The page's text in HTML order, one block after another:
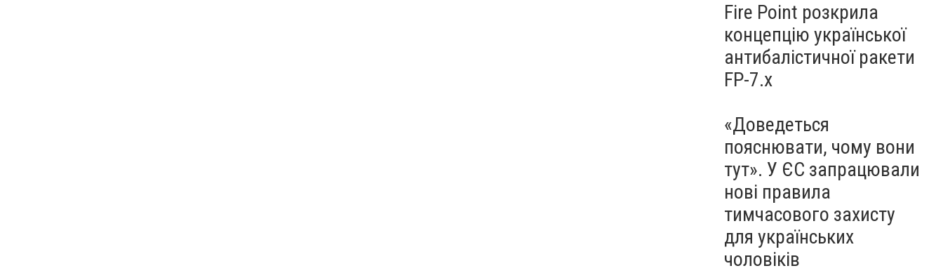
Fire Point розкрила
концепцію української
антибалістичної ракети
FP-7.x
«Доведеться
пояснювати, чому вони
тут». У ЄС запрацювали
нові правила
тимчасового захисту
для українських
чоловіків